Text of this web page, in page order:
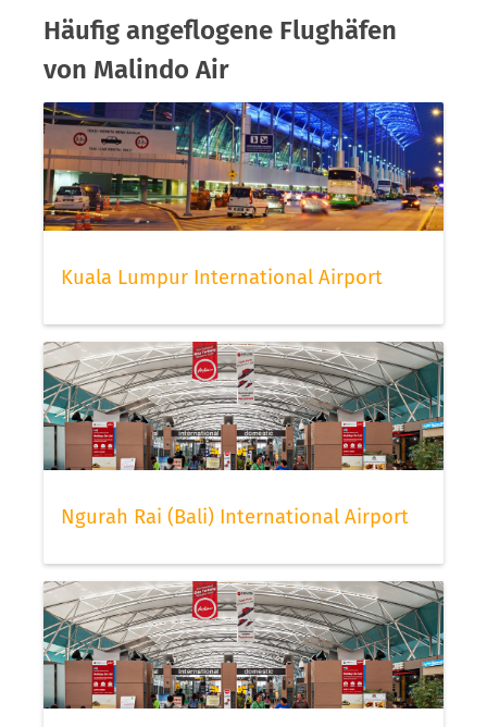
Häufig angeflogene Flughäfen
von Malindo Air
Kuala Lumpur International Airport
Ngurah Rai (Bali) International Airport